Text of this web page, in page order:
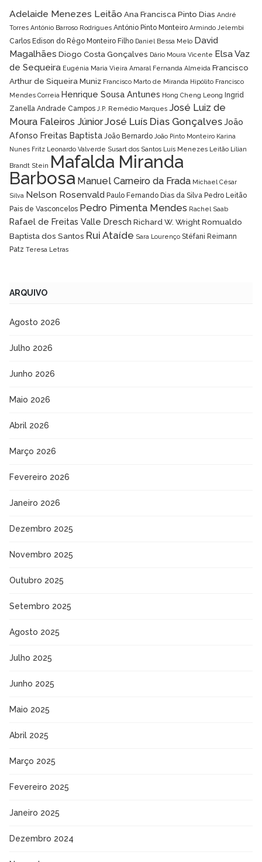
Adelaide Menezes Leitão Ana Francisca Pinto Dias André
Torres António Barroso Rodrigues António Pinto Monteiro Armindo Jelembi
Carlos Edison do Rêgo Monteiro Filho Daniel Bessa Melo David
Magalhães Diogo Costa Gonçalves Dário Moura Vicente Elsa Vaz
de Sequeira Eugénia Maria Vieira Amaral Fernanda Almeida Francisco
Arthur de Siqueira Muniz Francisco Marto de Miranda Hipólito Francisco
Mendes Correia Henrique Sousa Antunes Hong Cheng Leong Ingrid
Zanella Andrade Campos J.P. Remédio Marques José Luiz de
Moura Faleiros JúniorJosé Luís Dias GonçalvesJoão
Afonso Freitas Baptista João Bernardo João Pinto Monteiro Karina
Nunes Fritz Leonardo Valverde Susart dos Santos Luís Menezes Leitão Lílian
Brandt Stein Mafalda Miranda
Barbosa Manuel Carneiro da Frada Michael César
Silva Nelson Rosenvald Paulo Fernando Dias da Silva Pedro Leitão
Pais de Vasconcelos Pedro Pimenta Mendes Rachel Saab
Rafael de Freitas Valle Dresch Richard W. WrightRomualdo
Baptista dos Santos Rui Ataíde Sara Lourenço Stéfani Reimann
Patz Teresa Letras
ARQUIVO
Agosto 2026
Julho 2026
Junho 2026
Maio 2026
Abril 2026
Março 2026
Fevereiro 2026
Janeiro 2026
Dezembro 2025
Novembro 2025
Outubro 2025
Setembro 2025
Agosto 2025
Julho 2025
Junho 2025
Maio 2025
Abril 2025
Março 2025
Fevereiro 2025
Janeiro 2025
Dezembro 2024